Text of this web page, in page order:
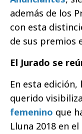
además de los
con esta
de sus premios
El Jurado se
En esta
querido
femenino que
Lluna 2018 en